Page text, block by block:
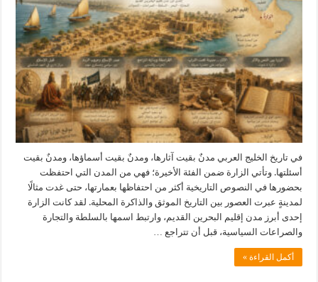
في تاريخ الخليج العربي مدنٌ بقيت آثارها، ومدنٌ بقيت أسماؤها، ومدنٌ بقيت
أسئلتها. وتأتي الزارة ضمن الفئة الأخيرة؛ فهي من المدن التي احتفظت
بحضورها في النصوص التاريخية أكثر من احتفاظها بعمارتها، حتى غدت مثالًا
لمدينةٍ عبرت العصور بين التاريخ الموثق والذاكرة المحلية. لقد كانت الزارة
إحدى أبرز مدن إقليم البحرين القديم، وارتبط اسمها بالسلطة والتجارة
والصراعات السياسية، قبل أن تتراجع …
أكمل القراءة »